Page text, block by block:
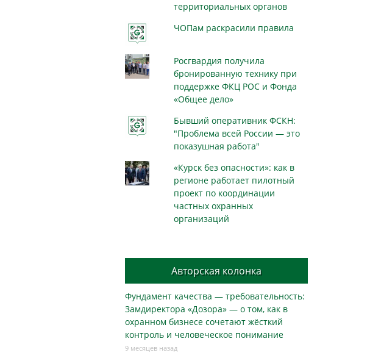
территориальных органов
ЧОПам раскрасили правила
Росгвардия получила
бронированную технику при
поддержке ФКЦ РОС и Фонда
«Общее дело»
Бывший оперативник ФСКН:
"Проблема всей России — это
показушная работа"
«Курск без опасности»: как в
регионе работает пилотный
проект по координации
частных охранных
организаций
Авторская колонка
Фундамент качества — требовательность:
Замдиректора «Дозора» — о том, как в
охранном бизнесe сочетают жёсткий
контроль и человеческое понимание
9 месяцев назад